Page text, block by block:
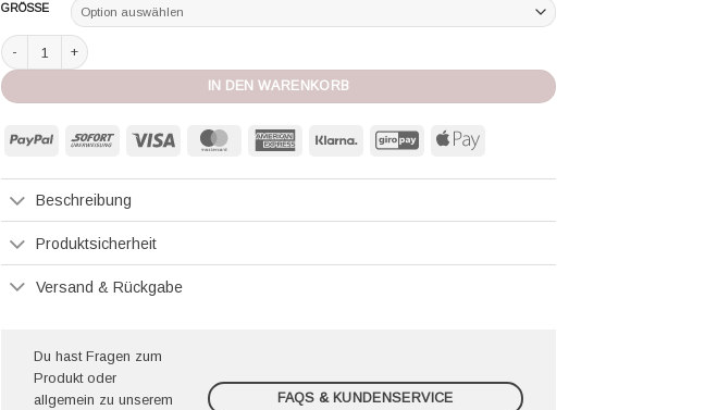
GRÖSSE
Ralph Lauren Slippers leopard Menge
IN DEN WARENKORB
PayPal Sofort Visa MasterCard American
Klarna GiroPay Apple
Beschreibung
Produktsicherheit
Versand & Rückgabe
Du hast Fragen zum
Produkt oder
allgemein zu unserem
FAQS & KUNDENSERVICE